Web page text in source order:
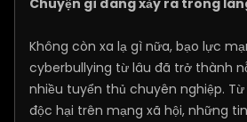
Chuyện gì đang xảy ra trong
Không còn xa lạ gì nữa, bạo lực
cyberbullying từ lâu đã trở thành
nhiều tuyển thủ chuyên nghiệp.
độc hại trên mạng xã hội, những